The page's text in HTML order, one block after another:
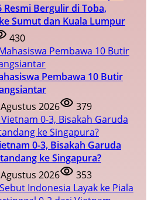
Resmi Bergulir di Toba,
Sumut dan Kuala Lumpur
430
Pembawa 10 Butir
2026 379
0-3, Bisakah Garuda
ke Singapura?
2026 353